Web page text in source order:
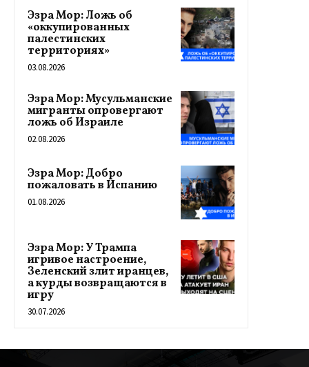
Эзра Мор: Ложь об
«оккупированных
палестинских
территориях»
03.08.2026
Эзра Мор: Мусульманские
мигранты опровергают
ложь об Израиле
02.08.2026
Эзра Мор: Добро
пожаловать в Испанию
01.08.2026
Эзра Мор: У Трампа
игривое настроение,
Зеленский злит иранцев,
а курды возвращаются в
игру
30.07.2026